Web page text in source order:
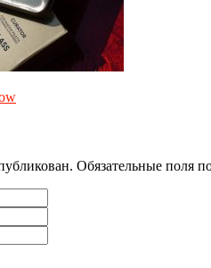
Обязательные поля